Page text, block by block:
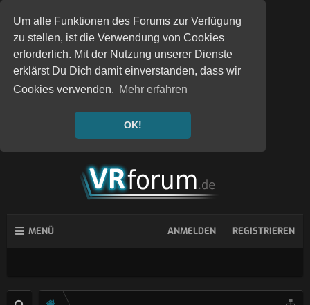
Um alle Funktionen des Forums zur Verfügung
zu stellen, ist die Verwendung von Cookies
erforderlich. Mit der Nutzung unserer Dienste
erklärst Du Dich damit einverstanden, dass wir
Cookies verwenden. Mehr erfahren
OK!
MENÜ ANMELDEN REGISTRIEREN